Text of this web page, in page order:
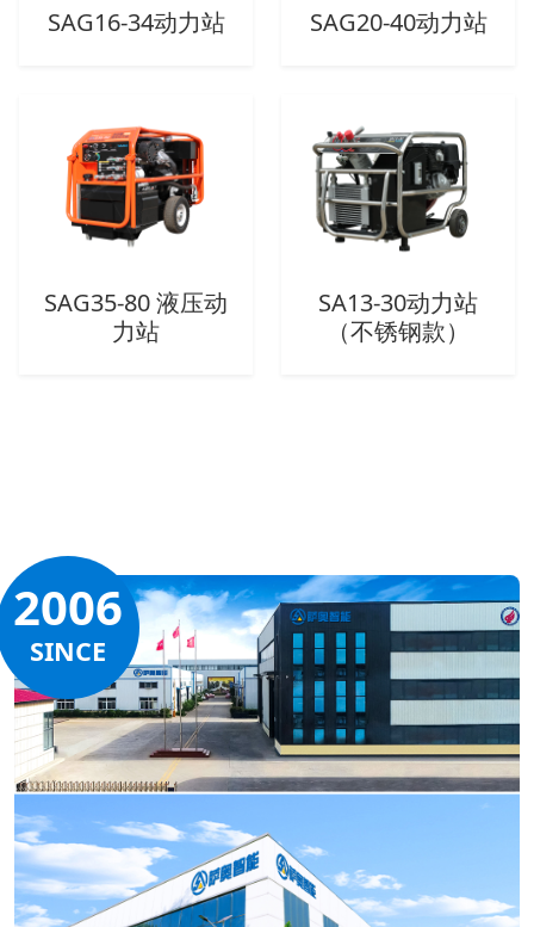
SAG16-34动力站 SAG20-40动力站
SAG35-80 液压动
力站
SA13-30动力站
（不锈钢款）
2006
SINCE